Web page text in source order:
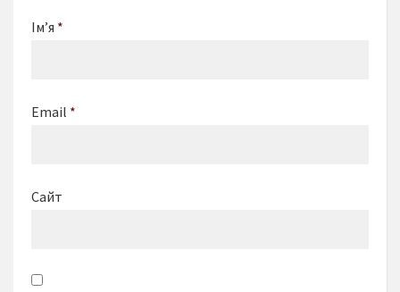
Ім’я *
Email *
Сайт